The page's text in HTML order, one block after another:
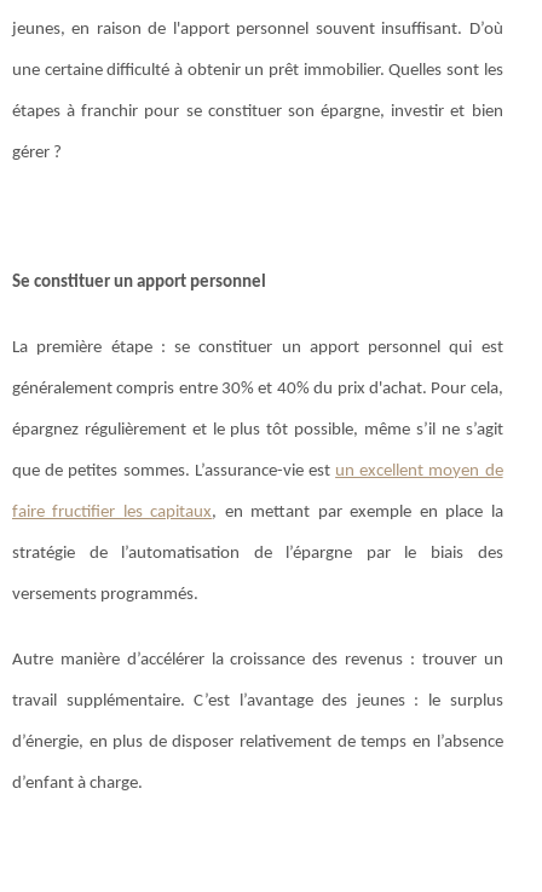
jeunes, en raison de l'apport personnel souvent insuffisant. D’où
une certaine difficulté à obtenir un prêt immobilier. Quelles sont les
étapes à franchir pour se constituer son épargne, investir et bien
gérer ?
Se constituer un apport personnel
La première étape : se constituer un apport personnel qui est
généralement compris entre 30% et 40% du prix d'achat. Pour cela,
épargnez régulièrement et le plus tôt possible, même s’il ne s’agit
que de petites sommes. L’assurance-vie est un excellent moyen de
faire fructifier les capitaux, en mettant par exemple en place la
stratégie de l’automatisation de l’épargne par le biais des
versements programmés.
Autre manière d’accélérer la croissance des revenus : trouver un
travail supplémentaire. C’est l’avantage des jeunes : le surplus
d’énergie, en plus de disposer relativement de temps en l’absence
d’enfant à charge.